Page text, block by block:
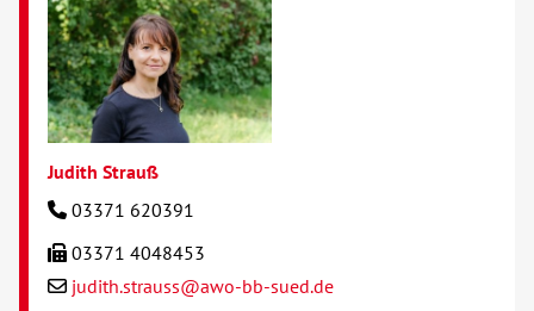
Judith Strauß
03371 620391
03371 4048453
judith.strauss@awo-bb-sued.de